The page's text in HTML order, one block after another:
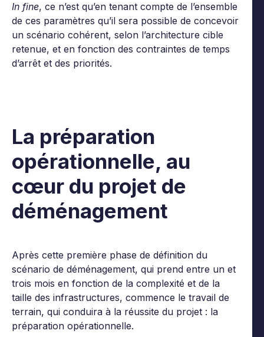
In fine, ce n’est qu’en tenant compte de l’ensemble
de ces paramètres qu’il sera possible de concevoir
un scénario cohérent, selon l’architecture cible
retenue, et en fonction des contraintes de temps
d’arrêt et des priorités.
La préparation
opérationnelle, au
cœur du projet de
déménagement
Après cette première phase de définition du
scénario de déménagement, qui prend entre un et
trois mois en fonction de la complexité et de la
taille des infrastructures, commence le travail de
terrain, qui conduira à la réussite du projet : la
préparation opérationnelle.